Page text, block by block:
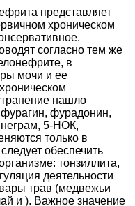
представляет
хроническом
согласно тем же
в
мочи и ее
нашло
фурадонин,
неграм, 5-НОК,
только в
обеспечить
тонзиллита,
деятельности
трав (медвежьи
и ). Важное значение